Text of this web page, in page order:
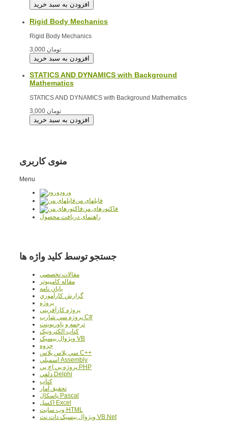
Rigid Body Mechanics
Rigid Body Mechanics
3,000 تومان
STATICS AND DYNAMICS with Background
Mathematics
STATICS AND DYNAMICS with Background Mathematics
3,000 تومان
منوی کاربری
Menu
ورود
فایلهای من
فاکتورهای من
راهنمای دریافت محصول
جستجو توسط کلید واژه ها
مقالات تخصصي
مقاله کامپیوتر
پایان نامه
گزارش کارآموزي
پروژه
پروژه کارآفريني
پروژه سي شارپ C#
ترجمه و پاورپوينت
کتاب الکترونيک
ويژوال بيسيک VB
جزوه
سي پلاس پلاس C++
اسمبلي Assembly
پروژه پي اچ پي PHP
دلفي Delphi
کتاب
تحقيق آمار
پاسکال Pascal
اکسل Excel
وب سايت HTML
ويژوال بيسيک دات نت VB.Net